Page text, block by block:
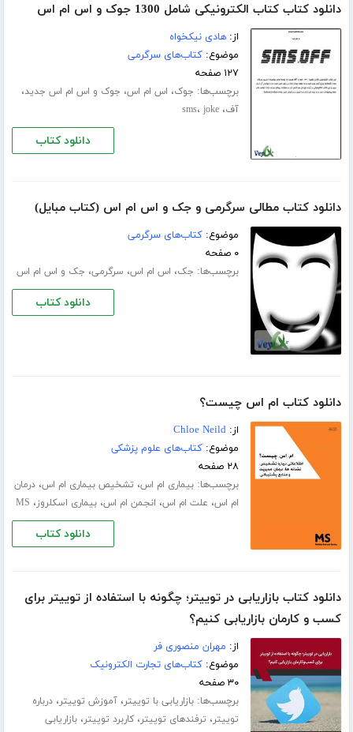
دانلود کتاب کتاب الکترونیکی شامل 1300 جوک و اس ام اس
از:هادی نیکخواه
موضوع:کتاب‌های سرگرمی
۱۲۷ صفحه
برچسب‌ها: جوک، اس ام اس، جوک و اس ام اس جدید،
آف، sms، joke
دانلود کتاب
دانلود کتاب مطالی سرگرمی و جک و اس ام اس (کتاب مبایل)
موضوع:کتاب‌های سرگرمی
۰ صفحه
برچسب‌ها: جک، اس ام اس، سرگرمی، جک و اس ام اس
دانلود کتاب
دانلود کتاب ام اس چیست؟
از:Chloe Neild
موضوع:کتاب‌های علوم پزشکی
۲۸ صفحه
برچسب‌ها:بیماری ام اس، تشخیص بیماری ام اس،درمان
ام اس، علت ام اس، انجمن ام اس،بیماری اسکلروز، MS
دانلود کتاب
دانلود کتاب بازاریابی در توییتر؛ چگونه با استفاده از توییتر برای
کسب و‌ کارمان بازاریابی کنیم؟
از: مهران منصوری فر
موضوع:کتاب‌های تجارت الکترونیک
۳۰ صفحه
برچسب‌ها:بازاریابی با توییتر،آموزش توییتر،درباره
توییتر، ترفندهای توییتر،کاربرد توییتر،بازاریابی